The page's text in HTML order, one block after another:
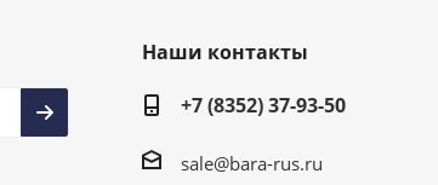
Наши контакты
+7 (8352) 37-93-50
sale@bara-rus.ru